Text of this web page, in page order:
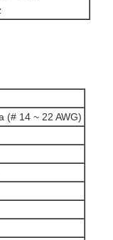
(# 14 ~ 22 AWG)